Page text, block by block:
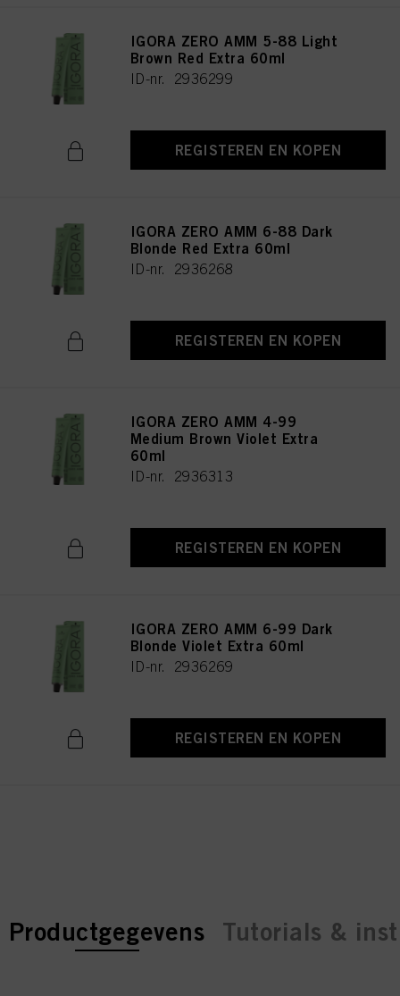
IGORA ZERO AMM 5-88 Light
Brown Red Extra 60ml
ID-nr. 2936299
REGISTEREN EN KOPEN
IGORA ZERO AMM 6-88 Dark
Blonde Red Extra 60ml
ID-nr. 2936268
REGISTEREN EN KOPEN
IGORA ZERO AMM 4-99
Medium Brown Violet Extra
60ml
ID-nr. 2936313
REGISTEREN EN KOPEN
IGORA ZERO AMM 6-99 Dark
Blonde Violet Extra 60ml
ID-nr. 2936269
REGISTEREN EN KOPEN
current tab:
current tab:
Productgegevens Tutorials &